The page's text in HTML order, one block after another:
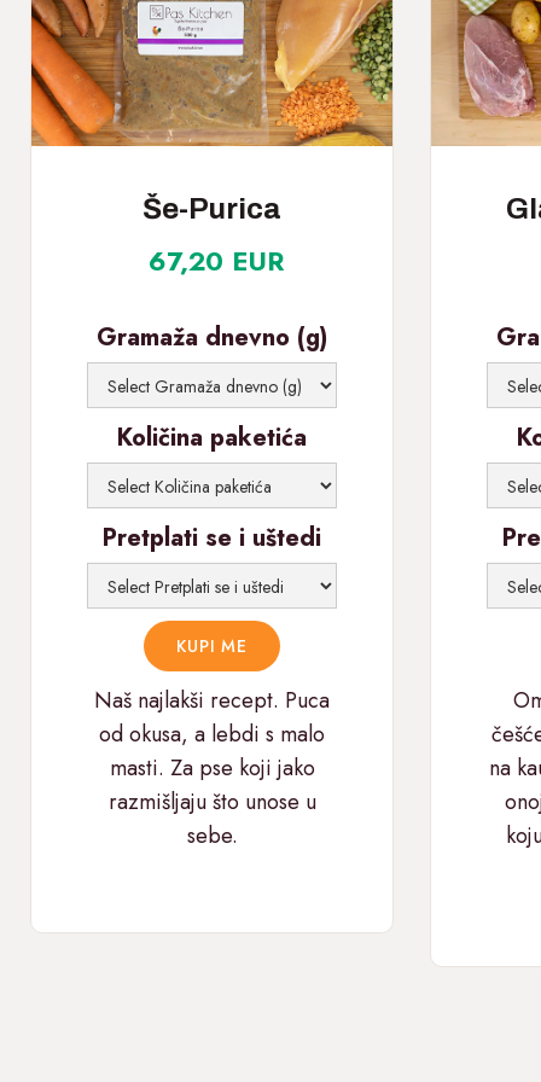
Še-Purica
67,20 EUR
Naš najlakši recept. Puca
od okusa, a lebdi s malo
masti. Za pse koji jako
razmišljaju što unose u
sebe.
Gramaža dnevno (g)
Količina paketića
Pretplati se i uštedi
na